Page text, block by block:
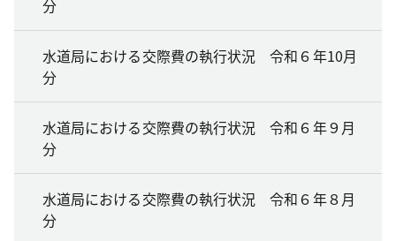
分
水道局における交際費の執行状況 令和６年10月
分
水道局における交際費の執行状況 令和６年９月
分
水道局における交際費の執行状況 令和６年８月
分